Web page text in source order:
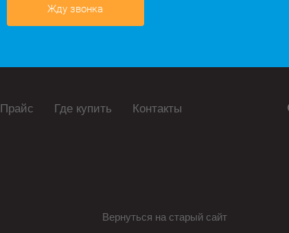
Жду звонка
Прайс Где купить Контакты
Вернуться на старый сайт